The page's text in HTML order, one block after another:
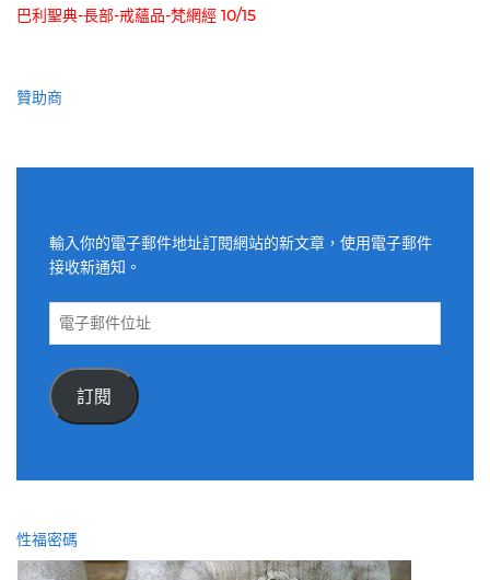
巴利聖典-長部-戒蘊品-梵網經 10/15
贊助商
輸入你的電子郵件地址訂閱網站的新文章，使用電子郵件
接收新通知。
電
件
位
訂閱
性福密碼